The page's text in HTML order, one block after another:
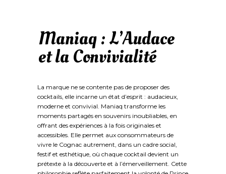
Maniaq : L’Audace
et la Convivialité
La marque ne se contente pas de proposer des
cocktails, elle incarne un état d’esprit : audacieux,
moderne et convivial. Maniaq transforme les
moments partagés en souvenirs inoubliables, en
offrant des expériences à la fois originales et
accessibles. Elle permet aux consommateurs de
vivre le Cognac autrement, dans un cadre social,
festif et esthétique, où chaque cocktail devient un
prétexte à la découverte et à l’émerveillement. Cette